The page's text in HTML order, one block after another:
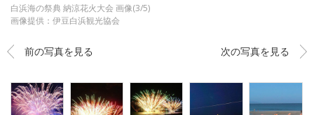
白浜海の祭典 納涼花火大会 画像(3/5)
画像提供：伊豆白浜観光協会
前の写真を見る 次の写真を見る